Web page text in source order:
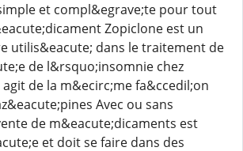
et compl&egrave;te pour tout
Zopiclone est un
utilis&eacute; dans le traitement de
de l&rsquo;insomnie chez
de la m&ecirc;me fa&ccedil;on
Avec ou sans
de m&eacute;dicaments est
et doit se faire dans des